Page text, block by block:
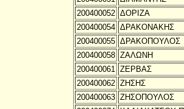
200400052 ΔΟΡΙΖΑ
200400054 ΔΡΑΚΟΝΑΚΗΣ
200400055 ΔΡΑΚΟΠΟΥΛΟΣ
200400058 ΖΑΛΩΝΗ
200400061 ΖΕΡΒΑΣ
200400062 ΖΗΣΗΣ
200400063 ΖΗΣΟΠΟΥΛΟΣ